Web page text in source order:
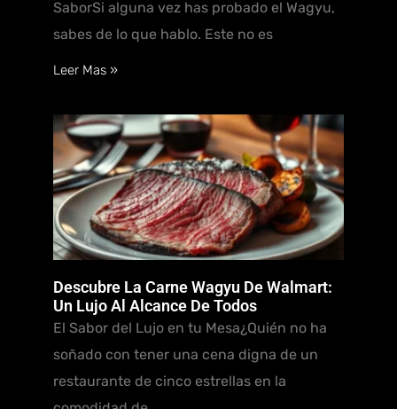
SaborSi alguna vez has probado el Wagyu,
sabes de lo que hablo. Este no es
Leer Mas »
Descubre La Carne Wagyu De Walmart:
Un Lujo Al Alcance De Todos
El Sabor del Lujo en tu Mesa¿Quién no ha
soñado con tener una cena digna de un
restaurante de cinco estrellas en la